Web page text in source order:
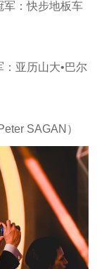
：快步地板车
亚历山大•巴尔
SAGAN）